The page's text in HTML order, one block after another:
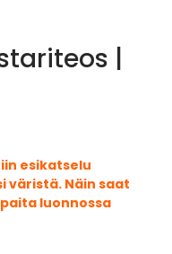
|
esikatselu
väristä. Näin saat
luonnossa